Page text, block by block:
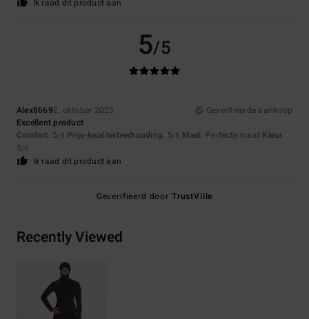
Ik raad dit product aan
5/5
Alex86692. oktober 2025
Geverifieerde aankoop
Excellent product
Comfort: 5/5 Prijs-kwaliteitverhouding: 5/5 Maat: Perfecte maat Kleur:
5/5
Ik raad dit product aan
Geverifieerd door TrustVille
Recently Viewed